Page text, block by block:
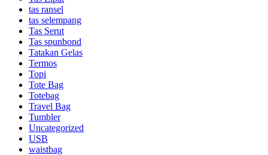
tas ransel
tas selempang
Tas Serut
Tas spunbond
Tatakan Gelas
Termos
Topi
Tote Bag
Totebag
Travel Bag
Tumbler
Uncategorized
USB
waistbag